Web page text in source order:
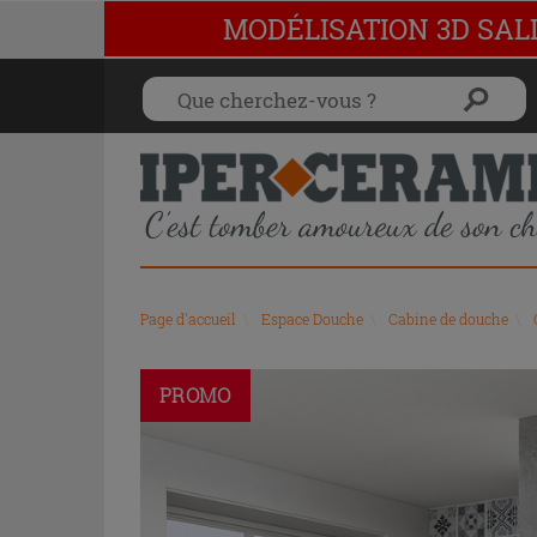
MODÉLISATION 3D
Page d'accueil Espace Douche Cabine de douche
PROMO